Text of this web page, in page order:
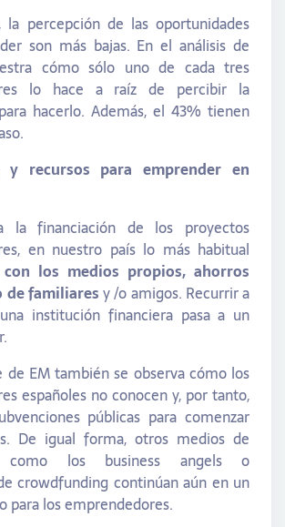
la percepción de las oportunidades
son más bajas. En el análisis de
cómo sólo uno de cada tres
lo hace a raíz de percibir la
hacerlo. Además, el 43% tienen
y recursos para emprender en
la financiación de los proyectos
en nuestro país lo más habitual
con los medios propios, ahorros
de familiaresy /o amigos. Recurrir a
institución financiera pasa a un
de EM también se observa cómo los
españoles no conocen y, por tanto,
públicas para comenzar
De igual forma, otros medios de
como los business angels o
crowdfunding continúan aún en un
para los emprendedores.